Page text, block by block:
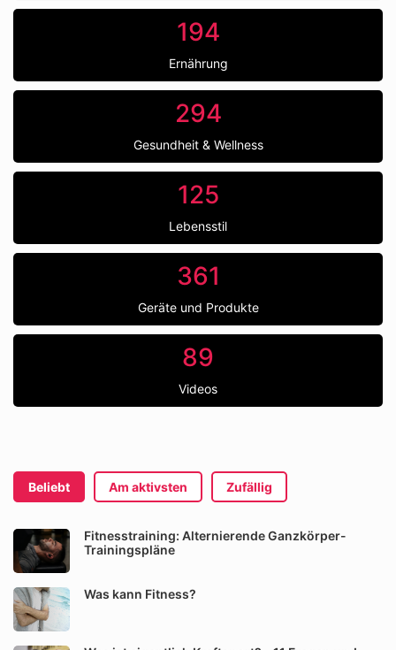
194
Ernährung
294
Gesundheit & Wellness
125
Lebensstil
361
Geräte und Produkte
89
Videos
Beliebt Am aktivsten Zufällig
Fitnesstraining: Alternierende Ganzkörper-
Trainingspläne
Was kann Fitness?